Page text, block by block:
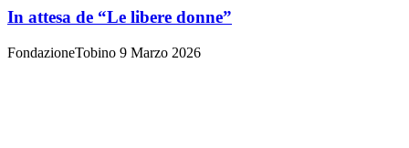
In attesa de “Le libere donne”
FondazioneTobino 9 Marzo 2026